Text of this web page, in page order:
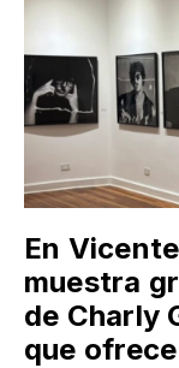
En
muestra
de Charly
que ofrece